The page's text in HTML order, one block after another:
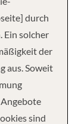
durch
Ein solcher
der
aus. Soweit
sind